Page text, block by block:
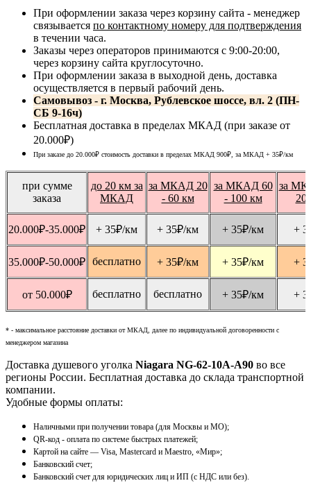
При оформлении заказа через корзину сайта - менеджер
связывается по контактному номеру для подтверждения
в течении часа.
Заказы через операторов принимаются с 9:00-20:00,
через корзину сайта круглосуточно.
При оформлении заказа в выходной день, доставка
осуществляется в первый рабочий день.
Самовывоз - г. Москва, Рублевское шоссе, вл. 2 (ПН-
СБ 9-16ч)
Бесплатная доставка в пределах МКАД (при заказе от
20.000₽)
При заказе до 20.000₽ стоимость доставки в пределах МКАД 900₽, за МКАД + 35₽/км
при сумме
заказа
до 20 км за
МКАД
за МКАД 20
- 60 км
за МКАД 60
- 100 км
за
20.000₽-35.000₽ + 35₽/км + 35₽/км + 35₽/км +
35.000₽-50.000₽ бесплатно + 35₽/км + 35₽/км +
от 50.000₽ бесплатно бесплатно + 35₽/км +
* - максимальное расстояние доставки от МКАД, далее по индивидуальной договоренности с
менеджером магазина
Доставка душевого уголка Niagara NG-62-10A-A90 во все
регионы России. Бесплатная доставка до склада транспортной
компании.
Удобные формы оплаты:
Наличными при получении товара (для Москвы и МО);
QR-код - оплата по системе быстрых платежей;
Картой на сайте — Visa, Mastercard и Maestro, «Мир»;
Банковский счет;
Банковский счет для юридических лиц и ИП (с НДС или без).